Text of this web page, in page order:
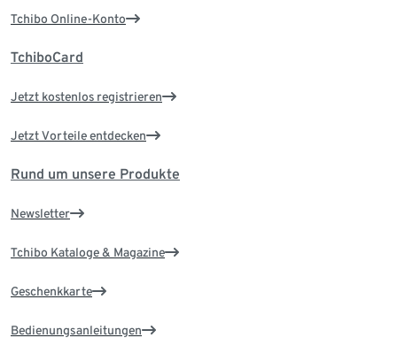
Tchibo Online-Konto
TchiboCard
Jetzt kostenlos registrieren
Jetzt Vorteile entdecken
Rund um unsere Produkte
Newsletter
Tchibo Kataloge & Magazine
Geschenkkarte
Bedienungsanleitungen